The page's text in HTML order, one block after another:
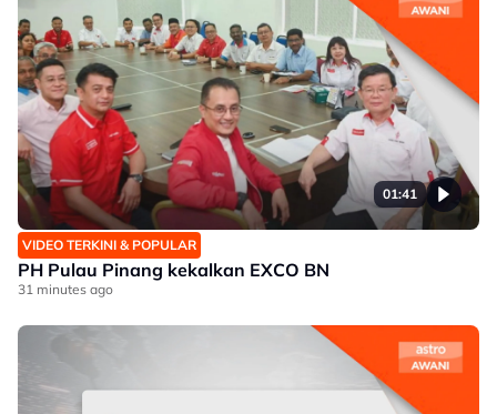
01:41
VIDEO TERKINI & POPULAR
PH Pulau Pinang kekalkan EXCO BN
31 minutes ago